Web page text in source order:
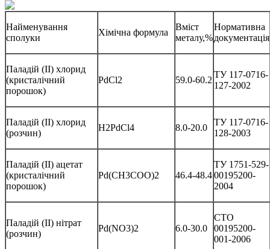
Найменування
сполуки
Хімічна формула
Вміст
металу,%
Нормативна
документація
Паладій (II) хлорид
(кристалічний
порошок)
PdCl2 59.0-60.2
ТУ 117-0716-
127-2002
Паладій (II) хлорид
(розчин)
Н2PdCl4 8.0-20.0
ТУ 117-0716-
128-2003
Паладій (II) ацетат
(кристалічний
порошок)
Pd(CH3COO)2 46.4-48.4
ТУ 1751-529-
00195200-
2004
Паладій (II) нітрат
(розчин)
Pd(NO3)2 6.0-30.0
СТО
00195200-
001-2006